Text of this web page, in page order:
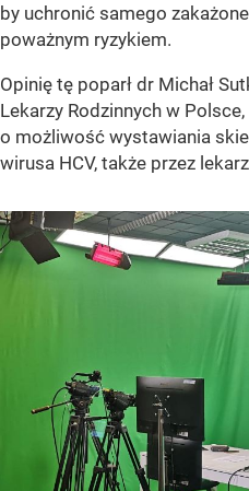
by uchronić samego
poważnym ryzykiem.
Opinię tę poparł dr Michał
Lekarzy Rodzinnych w
o możliwość wystawiania
wirusa HCV, także przez